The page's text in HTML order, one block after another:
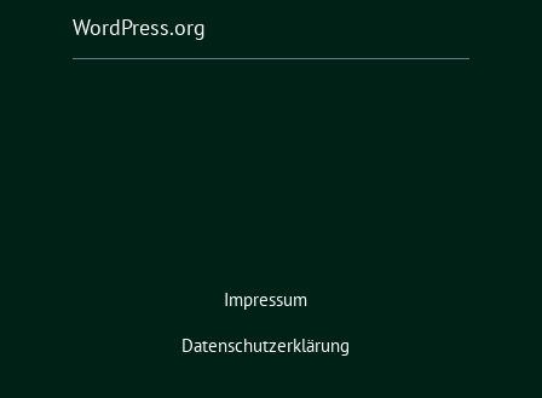
WordPress.org
Impressum
Datenschutzerklärung